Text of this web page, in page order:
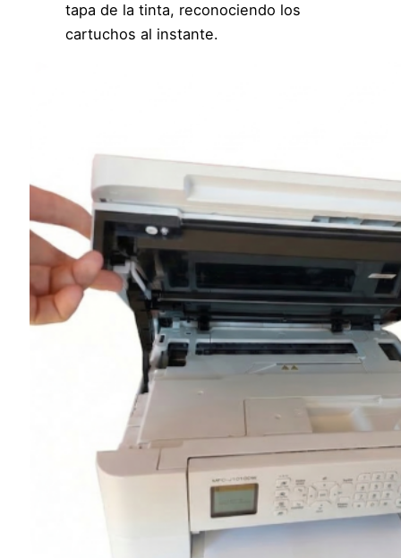
tapa de la tinta, reconociendo los
cartuchos al instante.